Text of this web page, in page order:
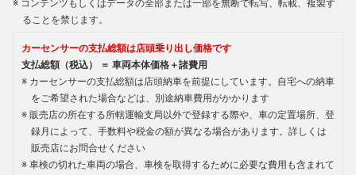
コンテンツもしくはデータの全部または一部を無断で転写、転載、複製す
ることを禁じます。
カーセンサーの支払総額は店頭乗り出し価格です
支払総額（税込） ＝ 車両本体価格＋諸費用
カーセンサーの支払総額は店頭納車を前提にしています。自宅への納車
をご希望された場合などは、別途納車費用がかかります
販売店の所在する所轄運輸支局以外で登録する際や、車の定置場所、登
録月によって、手数料や税金の額が異なる場合があります。詳しくは
販売店にお問合せください
車検の切れた車両の場合、車検を取得するために必要な費用も含まれて